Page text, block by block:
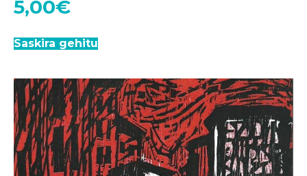
5,00€
Saskira gehitu